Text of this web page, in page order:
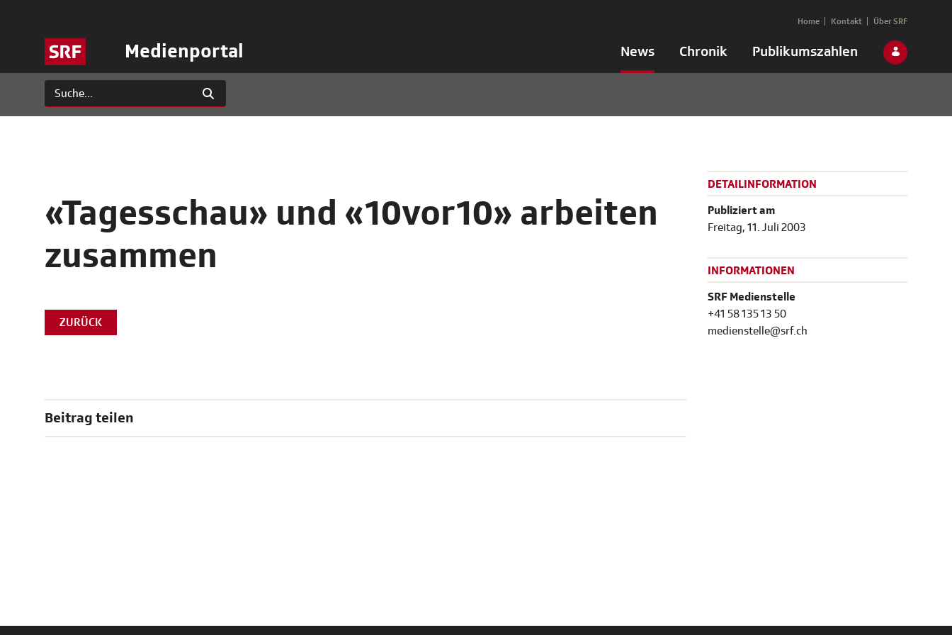
Medienportal News Chronik Publikumszahlen
Home Kontakt Über SRF
«Tagesschau» und «10vor10» arbeiten
zusammen
ZURÜCK
Beitrag teilen
DETAILINFORMATION
Publiziert am
Freitag, 11. Juli 2003
INFORMATIONEN
SRF Medienstelle
+41 58 135 13 50
medienstelle@srf.ch